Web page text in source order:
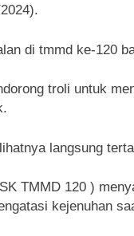
di tmmd ke-120
troli untuk
langsung
TMMD 120 )
kejenuhan